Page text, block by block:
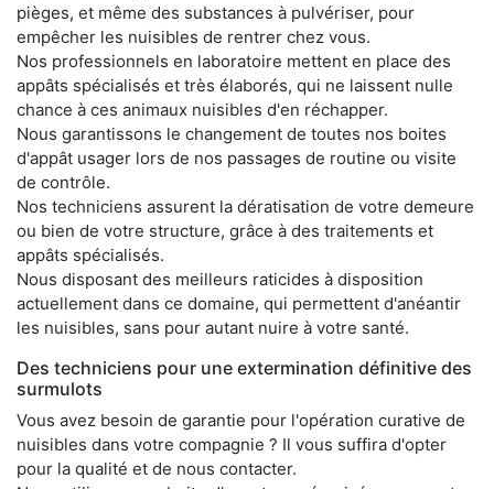
pièges, et même des substances à pulvériser, pour
empêcher les nuisibles de rentrer chez vous.
Nos professionnels en laboratoire mettent en place des
appâts spécialisés et très élaborés, qui ne laissent nulle
chance à ces animaux nuisibles d'en réchapper.
Nous garantissons le changement de toutes nos boites
d'appât usager lors de nos passages de routine ou visite
de contrôle.
Nos techniciens assurent la dératisation de votre demeure
ou bien de votre structure, grâce à des traitements et
appâts spécialisés.
Nous disposant des meilleurs raticides à disposition
actuellement dans ce domaine, qui permettent d'anéantir
les nuisibles, sans pour autant nuire à votre santé.
Des techniciens pour une extermination définitive des
surmulots
Vous avez besoin de garantie pour l'opération curative de
nuisibles dans votre compagnie ? Il vous suffira d'opter
pour la qualité et de nous contacter.